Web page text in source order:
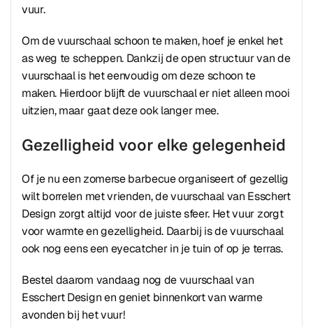
vuur.
Om de vuurschaal schoon te maken, hoef je enkel het
as weg te scheppen. Dankzij de open structuur van de
vuurschaal is het eenvoudig om deze schoon te
maken. Hierdoor blijft de vuurschaal er niet alleen mooi
uitzien, maar gaat deze ook langer mee.
Gezelligheid voor elke gelegenheid
Of je nu een zomerse barbecue organiseert of gezellig
wilt borrelen met vrienden, de vuurschaal van Esschert
Design zorgt altijd voor de juiste sfeer. Het vuur zorgt
voor warmte en gezelligheid. Daarbij is de vuurschaal
ook nog eens een eyecatcher in je tuin of op je terras.
Bestel daarom vandaag nog de vuurschaal van
Esschert Design en geniet binnenkort van warme
avonden bij het vuur!